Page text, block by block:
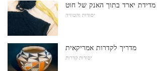
מדידת יארד בתוך האנק של חוט
יסודות והטוויה
מדריך לקדרות אמריקאית
יסודות קדרות